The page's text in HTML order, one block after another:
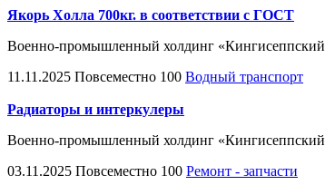
Якорь Холла 700кг. в соответствии с ГОСТ
Военно-промышленный холдинг «Кингисеппский
11.11.2025 Повсеместно 100 Водный транспорт
Радиаторы и интеркулеры
Военно-промышленный холдинг «Кингисеппский
03.11.2025 Повсеместно 100 Ремонт - запчасти